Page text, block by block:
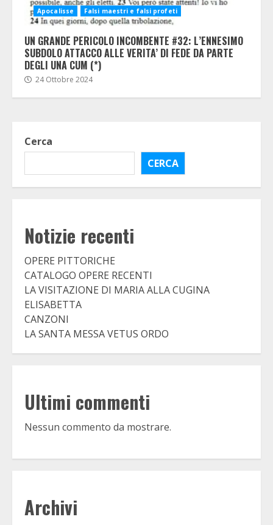
Apocalisse Falsi maestri e falsi profeti
UN GRANDE PERICOLO INCOMBENTE #32: L’ENNESIMO
SUBDOLO ATTACCO ALLE VERITA’ DI FEDE DA PARTE
DEGLI UNA CUM (*)
24 Ottobre 2024
Cerca
CERCA
Notizie recenti
OPERE PITTORICHE
CATALOGO OPERE RECENTI
LA VISITAZIONE DI MARIA ALLA CUGINA
ELISABETTA
CANZONI
LA SANTA MESSA VETUS ORDO
Ultimi commenti
Nessun commento da mostrare.
Archivi